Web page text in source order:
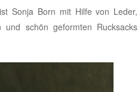
Sonja Born mit Hilfe von Leder,
schön geformten Rucksacks